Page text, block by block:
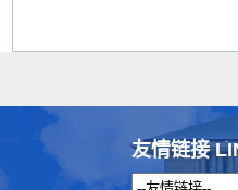
友情链接